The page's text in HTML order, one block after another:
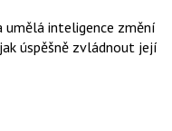
inteligence změní
úspěšně zvládnout její